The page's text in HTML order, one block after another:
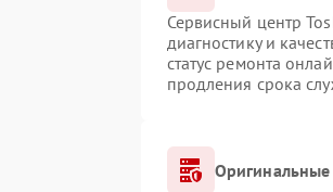
Сервисный центр
диагностику и
статус ремонта
продления срока